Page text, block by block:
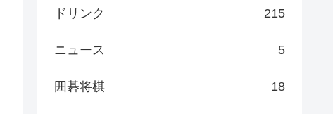
ドリンク 215
ニュース 5
囲碁将棋 18